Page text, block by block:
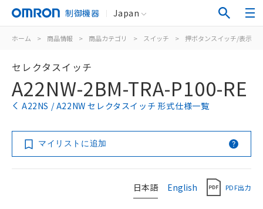
制御機器 Japan
ホーム > 商品情報 > 商品カテゴリ > スイッチ > 押ボタンスイッチ/表示灯
セレクタスイッチ
A22NW-2BM-TRA-P100-RE
A22NS / A22NW セレクタスイッチ 形式仕様一覧
マイリストに追加
日本語 English PDF出力